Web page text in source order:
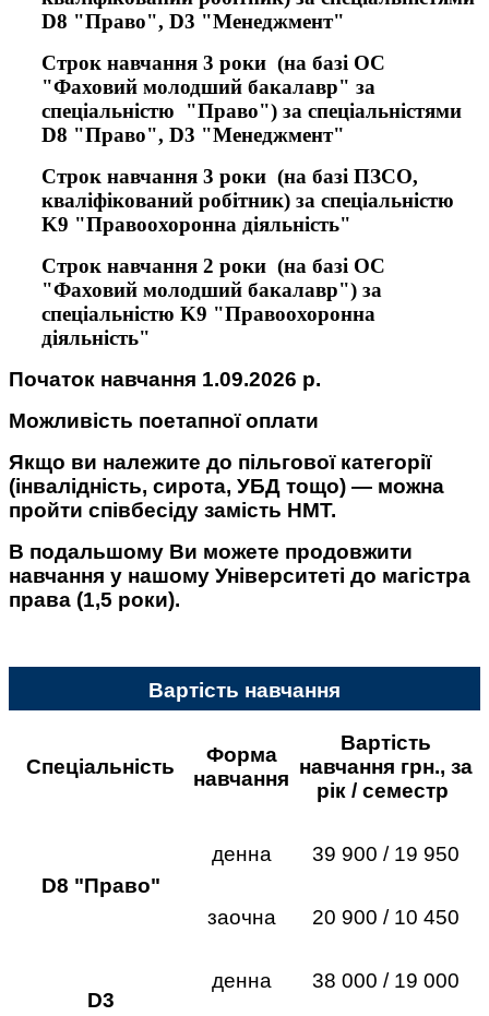
D8 "Право", D3 "Менеджмент"
Строк навчання 3 роки (на базі ОС
"Фаховий молодший бакалавр" за
спеціальністю "Право") за спеціальністями
D8 "Право", D3 "Менеджмент"
Строк навчання 3 роки (на базі ПЗСО,
кваліфікований робітник) за спеціальністю
K9 "Правоохоронна діяльність"
Строк навчання 2 роки (на базі ОС
"Фаховий молодший бакалавр") за
спеціальністю K9 "Правоохоронна
діяльність"
Початок навчання 1.09.2026 р.
Можливість поетапної оплати
Якщо ви належите до пільгової категорії
(інвалідність, сирота, УБД тощо) — можна
пройти співбесіду замість НМТ.
В подальшому Ви можете продовжити
навчання у нашому Університеті до магістра
права (1,5 роки).
Вартість навчання
Спеціальність
Форма
навчання
Вартість
навчання грн., за
рік / семестр
D8 "Право"
денна 39 900 / 19 950
заочна 20 900 / 10 450
D3
денна 38 000 / 19 000